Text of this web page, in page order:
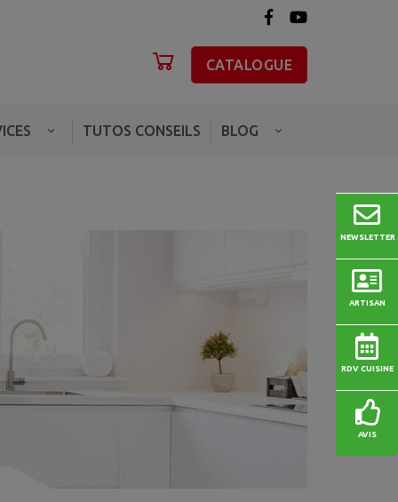
CATALOGUE
TUTOS CONSEILS BLOG
NEWSLETTER
ARTISAN
RDV CUISINE
AVIS